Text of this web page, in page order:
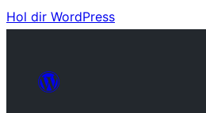
Hol dir WordPress